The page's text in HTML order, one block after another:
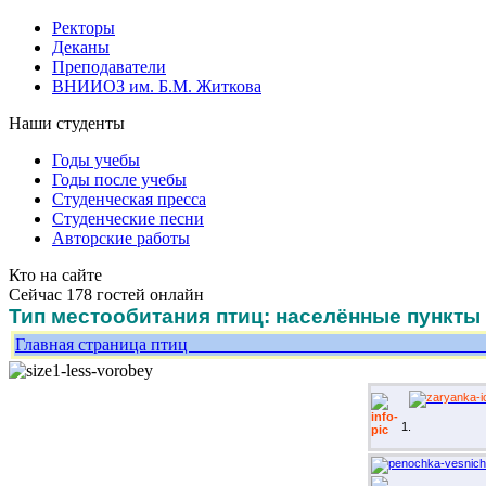
Ректоры
Деканы
Преподаватели
ВНИИОЗ им. Б.М. Житкова
Наши студенты
Годы учебы
Годы после учебы
Студенческая пресса
Студенческие песни
Авторские работы
Кто на сайте
Сейчас 178 гостей онлайн
Тип местообитания птиц: населённые пункты
Главная страница